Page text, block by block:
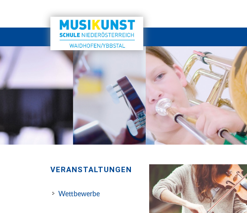
VERANSTALTUNGEN
Wettbewerbe